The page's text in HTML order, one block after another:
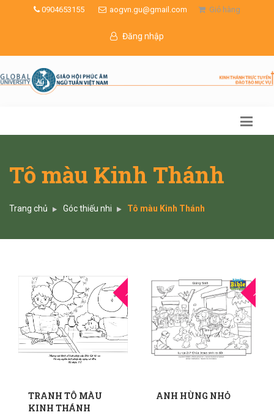
0904653155 aogvn.gu@gmail.com Giỏ hàng
Đăng nhập
Tô màu Kinh Thánh
Trang chủ Góc thiếu nhi Tô màu Kinh Thánh
THG6
TRANH TÔ MÀU
KINH THÁNH
THG8
ANH HÙNG NHỎ